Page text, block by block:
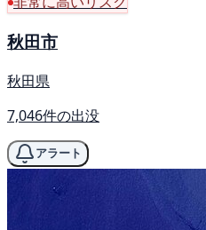
秋田市
秋田県
7,046件の出没
アラート